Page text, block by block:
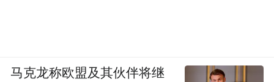
马克龙称欧盟及其伙伴将继